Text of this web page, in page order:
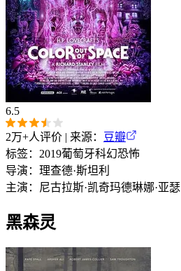
6.5
2万+人评价 | 来源：
豆瓣
标签： 2019葡萄牙科幻恐怖
导演： 理查德·斯坦利
主演：
尼古拉斯·凯奇玛德琳娜·亚瑟
黑森灵